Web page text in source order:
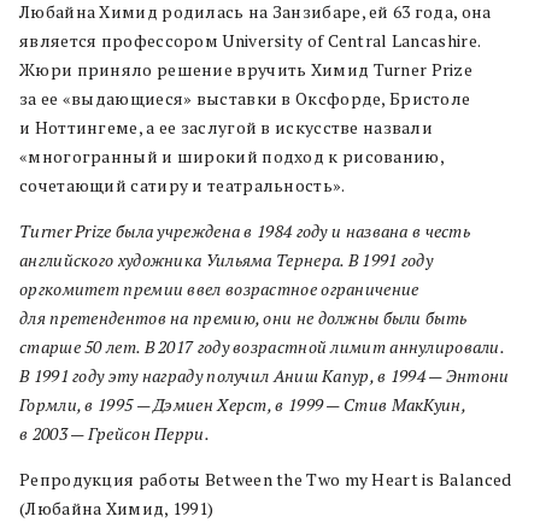
Любайна Химид родилась на Занзибаре, ей 63 года, она
является профессором University of Central Lancashire.
Жюри приняло решение вручить Химид Turner Prize
за ее «выдающиеся» выставки в Оксфорде, Бристоле
и Ноттингеме, а ее заслугой в искусстве назвали
«многогранный и широкий подход к рисованию,
сочетающий сатиру и театральность».
Turner Prize была учреждена в 1984 году и названа в честь
английского художника Уильяма Тернера. В 1991 году
оргкомитет премии ввел возрастное ограничение
для претендентов на премию, они не должны были быть
старше 50 лет. В 2017 году возрастной лимит аннулировали.
В 1991 году эту награду получил Аниш Капур, в 1994 — Энтони
Гормли, в 1995 — Дэмиен Херст, в 1999 — Стив МакКуин,
в 2003 — Грейсон Перри.
Репродукция работы Between the Two my Heart is Balanced
(Любайна Химид, 1991)